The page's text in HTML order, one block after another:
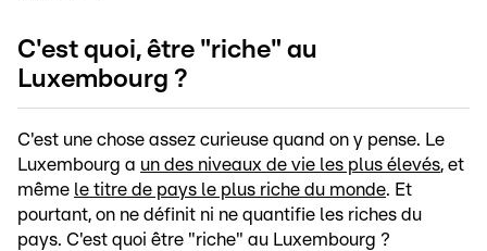
C'est quoi, être "riche" au
Luxembourg ?
C'est une chose assez curieuse quand on y pense. Le
Luxembourg a un des niveaux de vie les plus élevés, et
même le titre de pays le plus riche du monde. Et
pourtant, on ne définit ni ne quantifie les riches du
pays. C'est quoi être "riche" au Luxembourg ?